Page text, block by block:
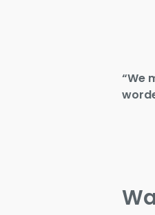
“We